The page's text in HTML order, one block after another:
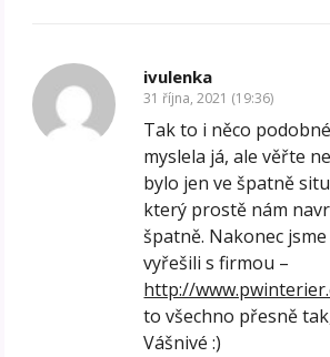
ivulenka
31 října, 2021 (19:36)
Tak to i něco
myslela já, ale věřte
bylo jen ve špatně
který prostě nám
špatně. Nakonec
vyřešili s firmou –
http://
to všechno přesně
Vášnivé :)